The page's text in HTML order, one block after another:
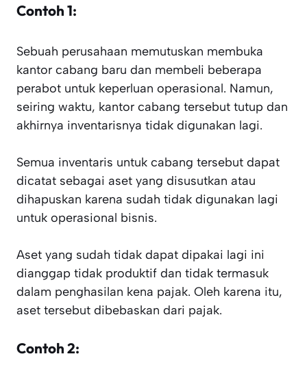
Contoh 1:
Sebuah perusahaan memutuskan membuka
kantor cabang baru dan membeli beberapa
perabot untuk keperluan operasional. Namun,
seiring waktu, kantor cabang tersebut tutup dan
akhirnya inventarisnya tidak digunakan lagi.
Semua inventaris untuk cabang tersebut dapat
dicatat sebagai aset yang disusutkan atau
dihapuskan karena sudah tidak digunakan lagi
untuk operasional bisnis.
Aset yang sudah tidak dapat dipakai lagi ini
dianggap tidak produktif dan tidak termasuk
dalam penghasilan kena pajak. Oleh karena itu,
aset tersebut dibebaskan dari pajak.
Contoh 2: